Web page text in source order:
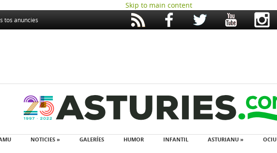
Skip to main content
tos anuncies
NOTICIES » GALERÍES HUMOR INFANTIL ASTURIANU » OCIU